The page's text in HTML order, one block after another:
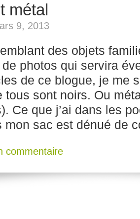
métal
9, 2013
des objets
photos qui servira
de ce blogue, je me
tous sont noirs. Ou
Ce que j’ai dans les
mon sac est dénué de
commentaire